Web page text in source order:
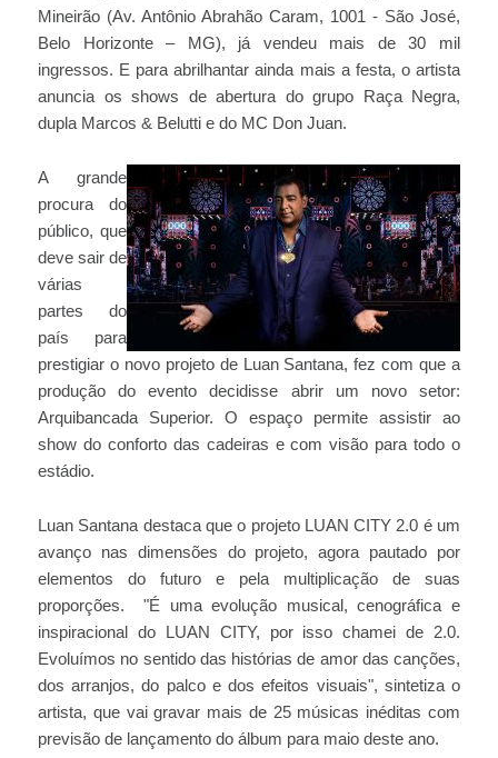
Mineirão (Av. Antônio Abrahão Caram, 1001 - São José,
Belo Horizonte – MG), já vendeu mais de 30 mil
ingressos. E para abrilhantar ainda mais a festa, o artista
anuncia os shows de abertura do grupo Raça Negra,
dupla Marcos & Belutti e do MC Don Juan.
A grande
procura do
público, que
deve sair de
várias
partes do
país para
prestigiar o novo projeto de Luan Santana, fez com que a
produção do evento decidisse abrir um novo setor:
Arquibancada Superior. O espaço permite assistir ao
show do conforto das cadeiras e com visão para todo o
estádio.
Luan Santana destaca que o projeto LUAN CITY 2.0 é um
avanço nas dimensões do projeto, agora pautado por
elementos do futuro e pela multiplicação de suas
proporções. "É uma evolução musical, cenográfica e
inspiracional do LUAN CITY, por isso chamei de 2.0.
Evoluímos no sentido das histórias de amor das canções,
dos arranjos, do palco e dos efeitos visuais", sintetiza o
artista, que vai gravar mais de 25 músicas inéditas com
previsão de lançamento do álbum para maio deste ano.